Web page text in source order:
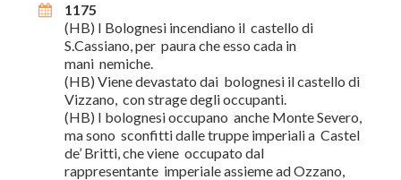
1175
(HB) I Bolognesi incendiano il castello di
S.Cassiano, per paura che esso cada in
mani nemiche.
(HB) Viene devastato dai bolognesi il castello di
Vizzano, con strage degli occupanti.
(HB) I bolognesi occupano anche Monte Severo,
ma sono sconfitti dalle truppe imperiali a Castel
de’ Britti, che viene occupato dal
rappresentante imperiale assieme ad Ozzano,